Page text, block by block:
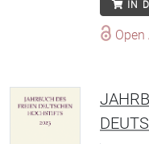
IN
Open